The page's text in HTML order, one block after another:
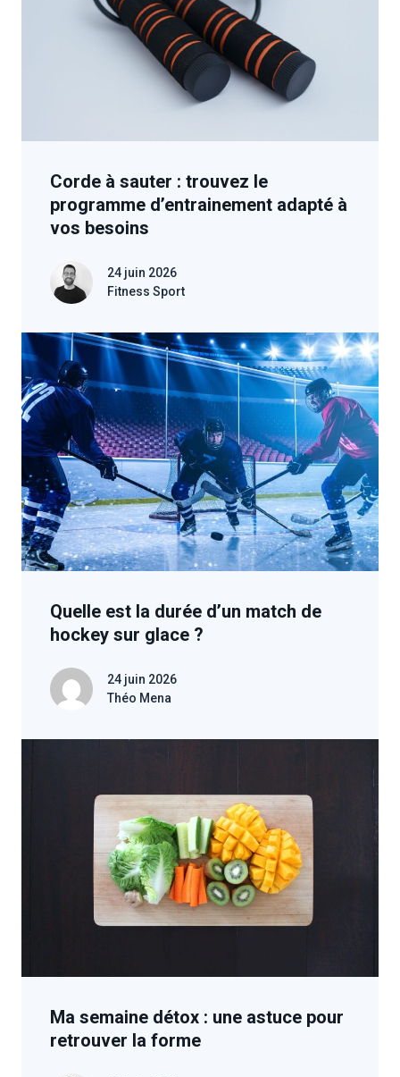
Corde à sauter : trouvez le
programme d’entrainement adapté à
vos besoins
24 juin 2026
Fitness Sport
Quelle est la durée d’un match de
hockey sur glace ?
24 juin 2026
Théo Mena
Ma semaine détox : une astuce pour
retrouver la forme